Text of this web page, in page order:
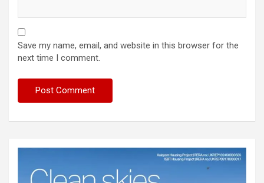
Save my name, email, and website in this browser for the
next time I comment.